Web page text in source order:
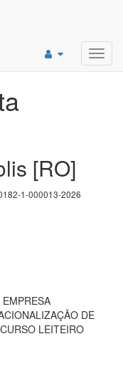
[RO]
1-000013-2026
DE
LEITEIRO